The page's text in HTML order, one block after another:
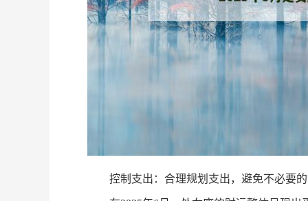
控制支出：合理规划支出，避免不必要